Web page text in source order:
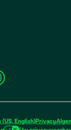
English)Privacy